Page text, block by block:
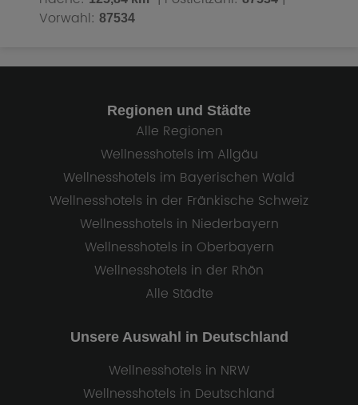
Vorwahl: 87534
Regionen und Städte
Alle Regionen
Wellnesshotels im Allgäu
Wellnesshotels im Bayerischen Wald
Wellnesshotels in der Fränkische Schweiz
Wellnesshotels in Niederbayern
Wellnesshotels in Oberbayern
Wellnesshotels in der Rhön
Alle Städte
Unsere Auswahl in Deutschland
Wellnesshotels in NRW
Wellnesshotels in Deutschland